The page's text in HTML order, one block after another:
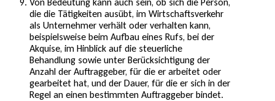
die die Tätigkeiten ausübt, im Wirtschaftsverkehr
als Unternehmer verhält oder verhalten kann,
beispielsweise beim Aufbau eines Rufs, bei der
Akquise, im Hinblick auf die steuerliche
Behandlung sowie unter Berücksichtigung der
Anzahl der Auftraggeber, für die er arbeitet oder
gearbeitet hat, und der Dauer, für die er sich in der
Regel an einen bestimmten Auftraggeber bindet.